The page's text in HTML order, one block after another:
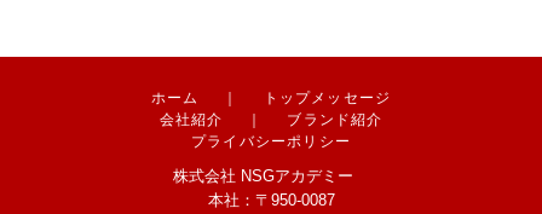
ホーム ｜
トップメッセージ
会社紹介
｜
ブランド紹介
プライバシーポリシー
株式会社 NSGアカデミー
本社：〒950-0087